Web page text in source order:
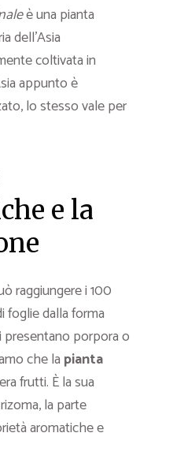
è una pianta
dell’Asia
coltivata in
appunto è
lo stesso vale per
e la
raggiungere i 100
foglie dalla forma
presentano porpora o
che lapianta
frutti. È la sua
la parte
aromatiche e